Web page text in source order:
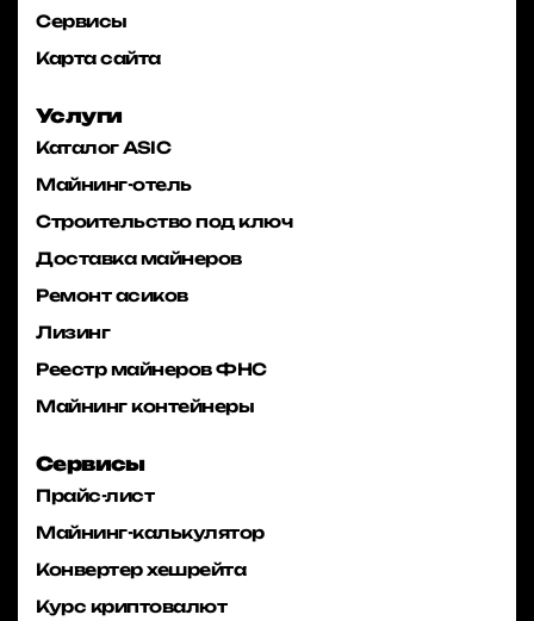
Сервисы
Карта сайта
Услуги
Каталог ASIC
Майнинг-отель
Строительство под ключ
Доставка майнеров
Ремонт асиков
Лизинг
Реестр майнеров ФНС
Майнинг контейнеры
Сервисы
Прайс-лист
Майнинг-калькулятор
Конвертер хешрейта
Курс криптовалют